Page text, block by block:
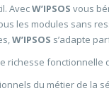
AvecW’IPSOS vous
les modules sans
W’IPSOS s’adapte
richesse fonctionnelle
du métier de la